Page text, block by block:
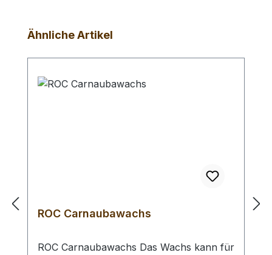
Produktgalerie überspringen
Ähnliche Artikel
ROC Carnaubawachs
ROC Carnaubawachs Das Wachs kann für